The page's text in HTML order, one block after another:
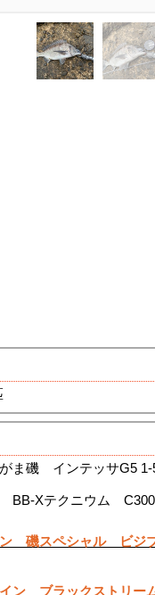
ま磯 インテッサG5 1-
BB-Xテクニウム
磯スペシャル ビジ
ン ブラックストリー